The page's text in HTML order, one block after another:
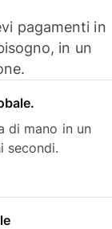
pagamenti in
in un
di mano in un
secondi.